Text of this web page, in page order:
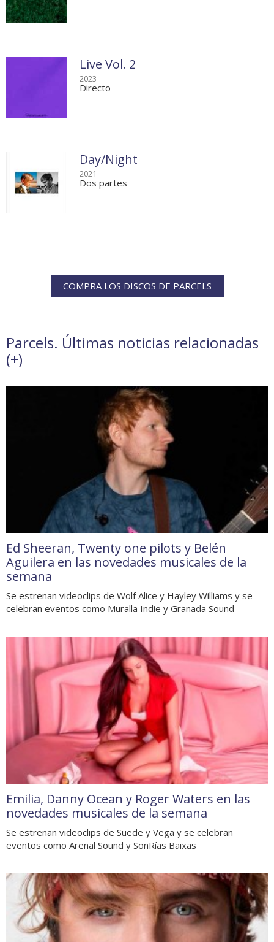
Live Vol. 2
2023
Directo
Day/Night
2021
Dos partes
COMPRA LOS DISCOS DE PARCELS
Parcels. Últimas noticias relacionadas
(+)
Ed Sheeran, Twenty one pilots y Belén
Aguilera en las novedades musicales de la
semana
Se estrenan videoclips de Wolf Alice y Hayley Williams y se
celebran eventos como Muralla Indie y Granada Sound
Emilia, Danny Ocean y Roger Waters en las
novedades musicales de la semana
Se estrenan videoclips de Suede y Vega y se celebran
eventos como Arenal Sound y SonRías Baixas